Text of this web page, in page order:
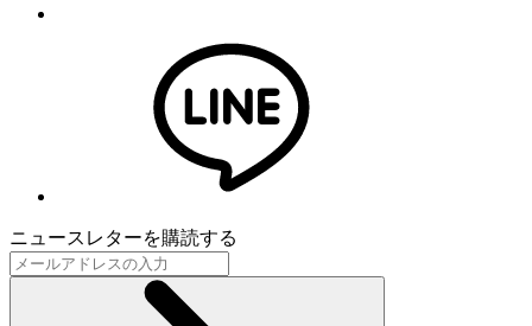
ニュースレターを購読する